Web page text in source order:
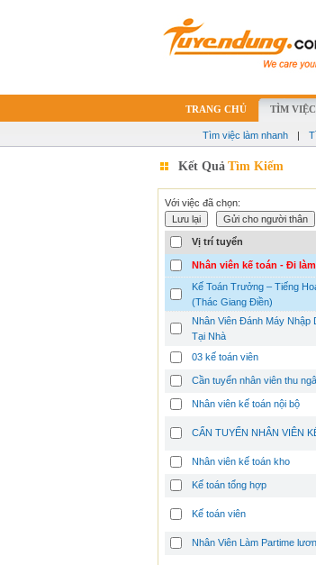
TRANG CHỦ TÌM
Tìm việc làm nhanh |
Kết Quả Tìm Kiếm
Với việc đã chọn:
Vị trí tuyển
Nhân viên kế toán - Đi
Kế Toán Trưởng – Tiếng
(Thác Giang Điền)
Nhân Viên Đánh Máy Nhập
Tại Nhà
03 kế toán viên
Cần tuyển nhân viên thu
Nhân viên kế toán nội bộ
CẨN TUYỂN NHÂN VIÊN
Nhân viên kế toán kho
Kế toán tổng hợp
Kế toán viên
Nhân Viên Làm Partime